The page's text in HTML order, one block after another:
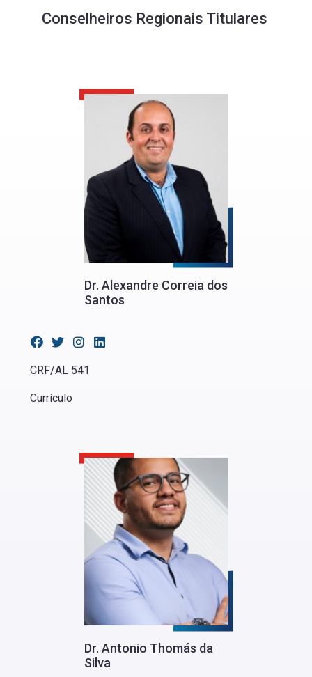
Conselheiros Regionais Titulares
Dr. Alexandre Correia dos
Santos
CRF/AL 541
Currículo
Dr. Antonio Thomás da
Silva